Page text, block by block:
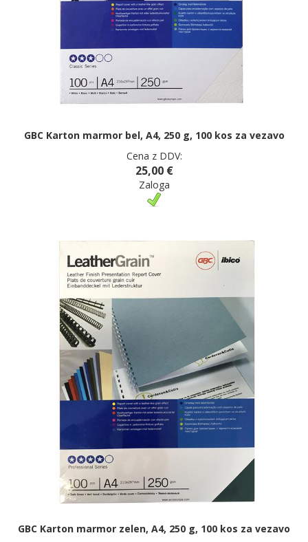
GBC Karton marmor bel, A4, 250 g, 100 kos za vezavo
Cena z DDV:
25,00 €
Zaloga
GBC Karton marmor zelen, A4, 250 g, 100 kos za vezavo